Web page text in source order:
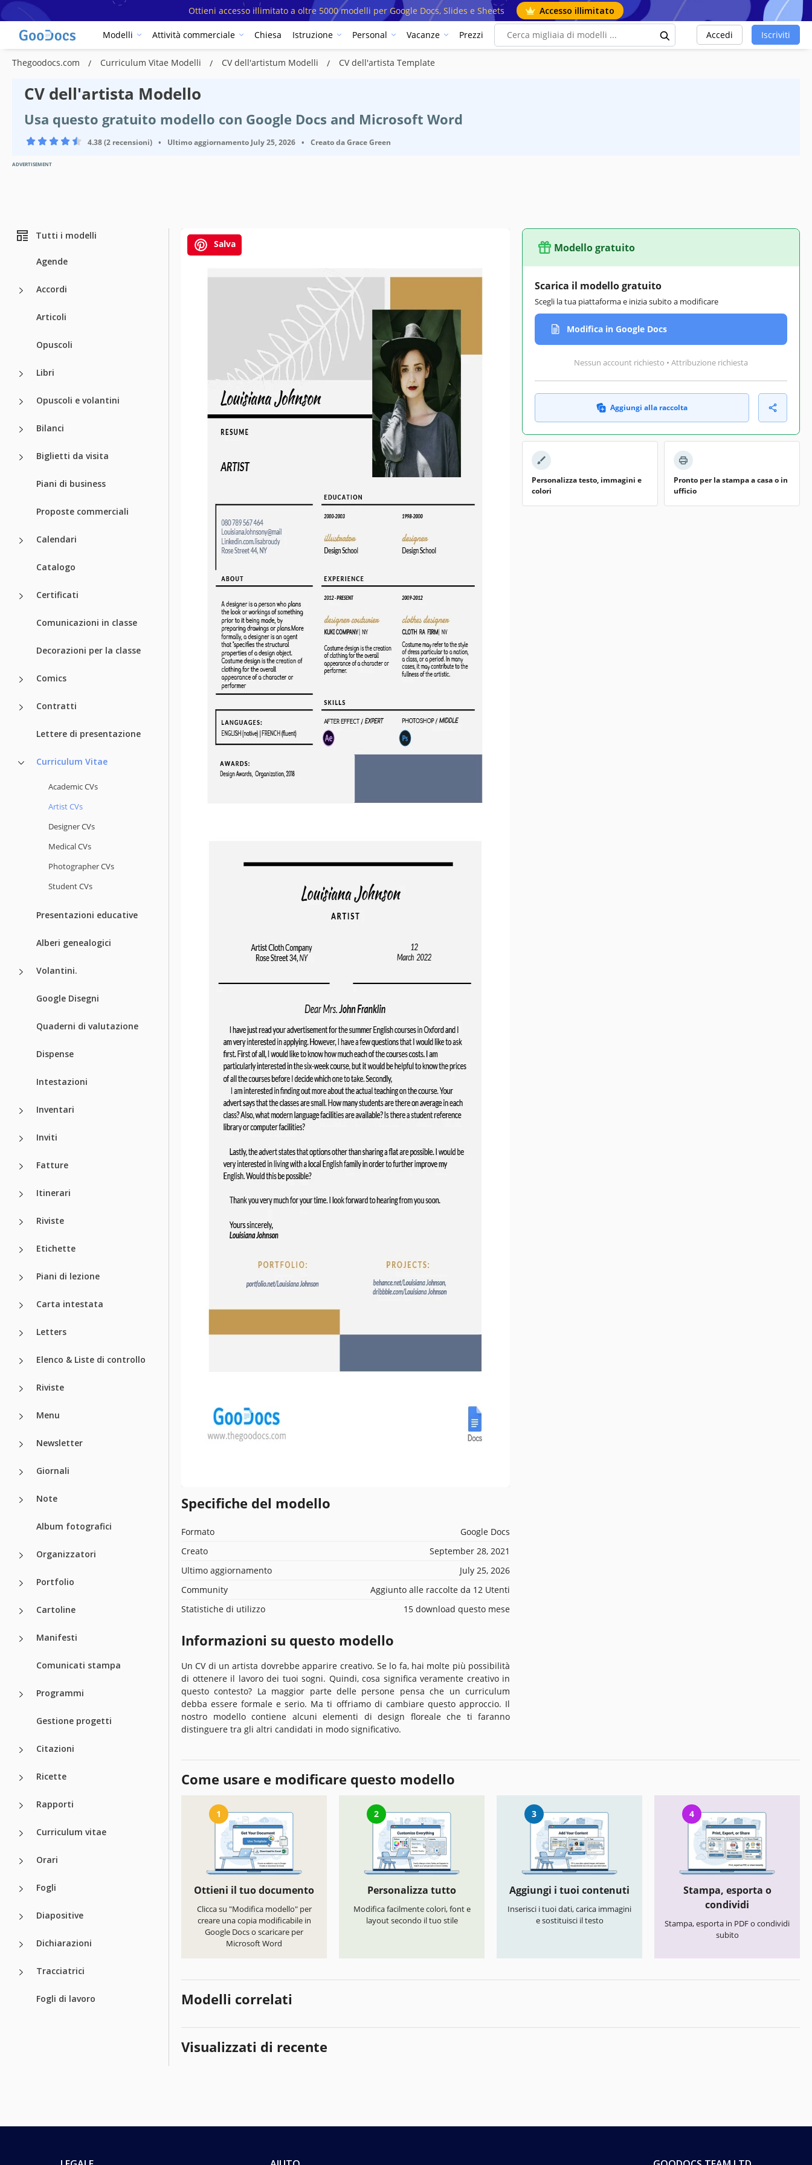
Ottieni accesso illimitato a oltre 5000 modelli per Google Docs, Slides e Sheets Accesso illimitato
Modelli Attività commerciale Chiesa Istruzione Personal Vacanze Prezzi Accedi Iscriviti
Thegoodocs.com Curriculum Vitae Modelli CV dell'artistum Modelli CV dell'artista Template
CV dell'artista Modello
Usa questo gratuito modello con Google Docs and Microsoft Word
4.38 (2 recensioni) • Ultimo aggiornamento July 25, 2026 • Creato daGrace Green
ADVERTISEMENT
Tutti i modelli
Agende
Accordi
Articoli
Opuscoli
Libri
Opuscoli e volantini
Bilanci
Biglietti da visita
Piani di business
Proposte commerciali
Calendari
Catalogo
Certificati
Comunicazioni in classe
Decorazioni per la classe
Comics
Contratti
Lettere di presentazione
Curriculum Vitae
Academic CVs
Artist CVs
Designer CVs
Medical CVs
Photographer CVs
Student CVs
Presentazioni educative
Alberi genealogici
Volantini.
Google Disegni
Quaderni di valutazione
Dispense
Intestazioni
Inventari
Inviti
Fatture
Itinerari
Riviste
Etichette
Piani di lezione
Carta intestata
Letters
Elenco & Liste di controllo
Riviste
Menu
Newsletter
Giornali
Note
Album fotografici
Organizzatori
Portfolio
Cartoline
Manifesti
Comunicati stampa
Programmi
Gestione progetti
Citazioni
Ricette
Rapporti
Curriculum vitae
Orari
Fogli
Diapositive
Dichiarazioni
Tracciatrici
Fogli di lavoro
Salva
Specifiche del modello
Formato
Google Docs
Creato
September 28, 2021
Ultimo aggiornamento
July 25, 2026
Community
Aggiunto alle raccolte da 12 Utenti
Statistiche di utilizzo
15 download questo mese
Informazioni su questo modello
Un CV di un artista dovrebbe apparire creativo. Se lo fa, hai molte più possibilità
di ottenere il lavoro dei tuoi sogni. Quindi, cosa significa veramente creativo in
questo contesto? La maggior parte delle persone pensa che un curriculum
debba essere formale e serio. Ma ti offriamo di cambiare questo approccio. Il
nostro modello contiene alcuni elementi di design floreale che ti faranno
distinguere tra gli altri candidati in modo significativo.
Modello gratuito
Scarica il modello gratuito
Scegli la tua piattaforma e inizia subito a modificare
Modifica in Google Docs
Nessun account richiesto • Attribuzione richiesta
Aggiungi alla raccolta
Personalizza testo, immagini e
colori
Pronto per la stampa a casa o in
ufficio
Come usare e modificare questo modello
1
Ottieni il tuo documento
Clicca su "Modifica modello" per
creare una copia modificabile in
Google Docs o scaricare per
Microsoft Word
2
Personalizza tutto
Modifica facilmente colori, font e
layout secondo il tuo stile
3
Aggiungi i tuoi contenuti
Inserisci i tuoi dati, carica immagini
e sostituisci il testo
4
Stampa, esporta o
condividi
Stampa, esporta in PDF o condividi
subito
Modelli correlati
Visualizzati di recente